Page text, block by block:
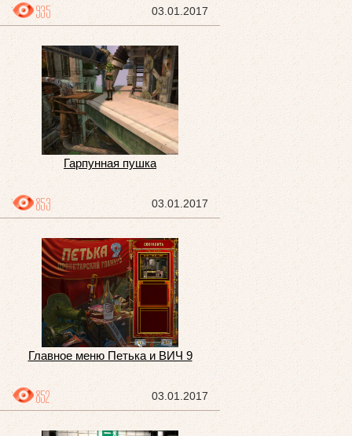
03.01.2017
935
Гарпунная пушка
03.01.2017
853
Главное меню Петька и ВИЧ 9
03.01.2017
852